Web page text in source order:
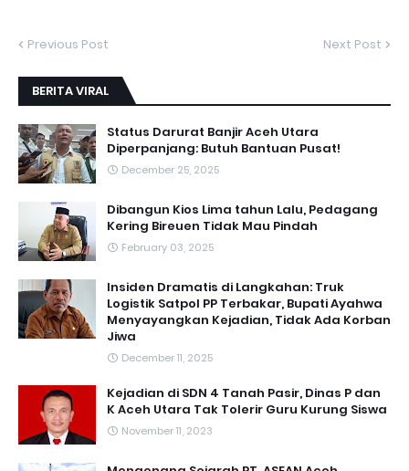
Previous Post Next Post
BERITA VIRAL
Status Darurat Banjir Aceh Utara
Diperpanjang: Butuh Bantuan Pusat!
December 25, 2025
Dibangun Kios Lima tahun Lalu, Pedagang
Kering Bireuen Tidak Mau Pindah
February 03, 2025
Insiden Dramatis di Langkahan: Truk
Logistik Satpol PP Terbakar, Bupati Ayahwa
Menyayangkan Kejadian, Tidak Ada Korban
Jiwa
December 11, 2025
Kejadian di SDN 4 Tanah Pasir, Dinas P dan
K Aceh Utara Tak Tolerir Guru Kurung Siswa
November 11, 2023